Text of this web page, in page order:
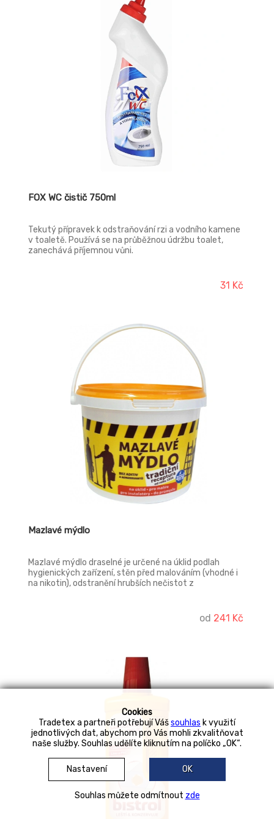
Cookies
Tradetex a partneři potřebují Vášsouhlas k využití
jednotlivých dat, abychom pro Vás mohli zkvalitňovat
naše služby. Souhlas udělíte kliknutím na políčko „OK“.
Nastavení OK
Souhlas můžete odmítnout zde
FOX WC čistič 750ml
Tekutý přípravek k odstraňování rzi a vodního kamene
v toaletě. Používá se na průběžnou údržbu toalet,
zanechává příjemnou vůni.
31 Kč
Mazlavé mýdlo
Mazlavé mýdlo draselné je určené na úklid pod­lah
hygienických zařízení, stěn před malováním (vhodné i
na nikotin), odstranění hrubších nečis­tot z
spojování potrubí místo speciálních kluzných
prostředků, jako přísada do betonu. Není vhod­né pro
od 241 Kč